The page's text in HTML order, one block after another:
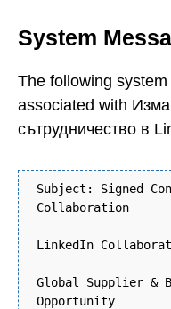
System
The following
associated with
сътрудничество в
Subject: Signed
Collaboration
LinkedIn
Global Supplier &
Opportunity